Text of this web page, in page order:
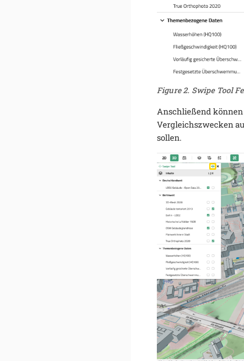
Figure 2. Swipe Tool
Anschließend können
Vergleichszwecken
sollen.